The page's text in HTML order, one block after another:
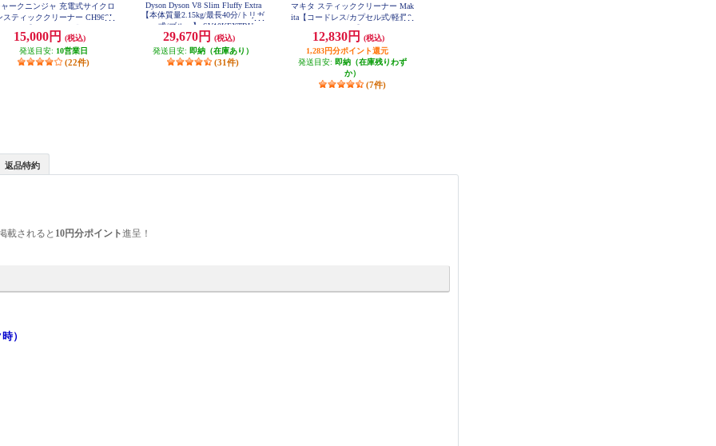
ークニンジャ 充電式サイクロ
スティッククリーナー CH966J
/ライトコーラル】 CH966JLC
15,000円
(税込)
発送目安: 10営業日
(22件)
Dyson Dyson V8 Slim Fluffy Extra
【本体質量2.15kg/最長40分/トリガ
ー式/ブルー】 SV10KEXTBU
29,670円
(税込)
発送目安: 即納（在庫あり）
(31件)
マキタ スティッククリーナー Mak
ita【コードレス/カプセル式/軽量0.
12,830円
(税込)
1,283円分ポイント還元
発送目安: 即納（在庫残りわず
か）
(7件)
返品特約
載されると 10円分ポイント進呈！
）